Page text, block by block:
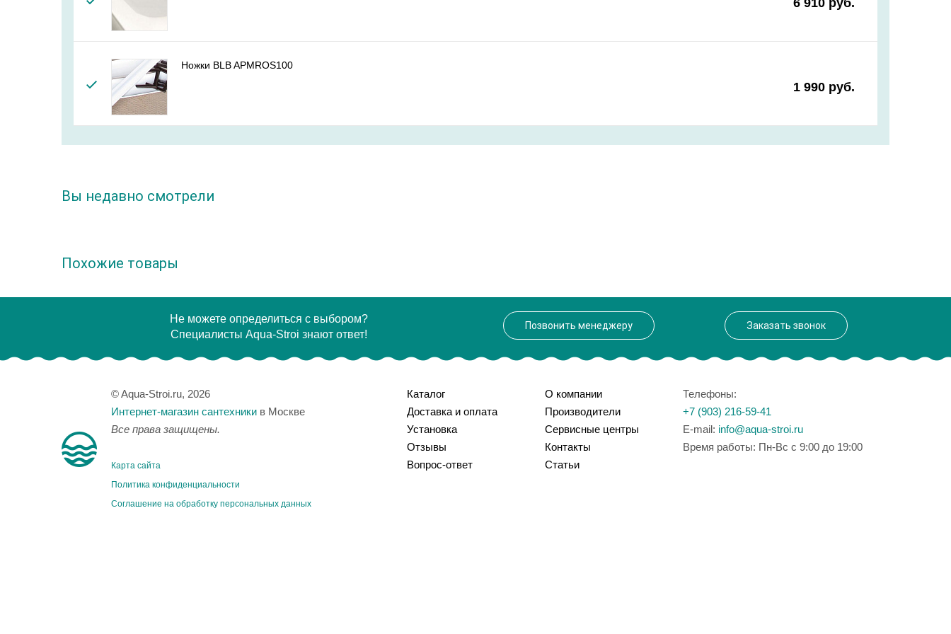
6 910 руб.
Ножки BLB APMROS100
1 990 руб.
Вы недавно смотрели
Похожие товары
Не можете определиться с выбором?
Специалисты Aqua-Stroi знают ответ!
Позвонить менеджеру Заказать звонок
© Aqua-Stroi.ru, 2026
Интернет-магазин сантехники в Москве
Все права защищены.
Карта сайта
Политика конфиденциальности
Соглашение на обработку персональных данных
Каталог
Доставка и оплата
Установка
Отзывы
Вопрос-ответ
О компании
Производители
Сервисные центры
Контакты
Статьи
Телефоны:
+7 (903) 216-59-41
E-mail: info@aqua-stroi.ru
Время работы: Пн-Вс с 9:00 до 19:00